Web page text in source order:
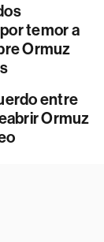
temor a
Ormuz
entre
Ormuz